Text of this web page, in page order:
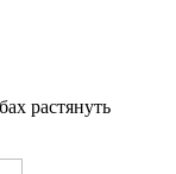
растянуть